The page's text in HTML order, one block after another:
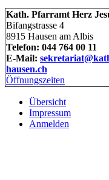
Kath. Pfarramt Herz
Bifangstrasse 4
8915 Hausen am Albis
Telefon: 044 764 00 11
E-Mail:
hausen.ch
Öffnungszeiten
Übersicht
Impressum
Anmelden